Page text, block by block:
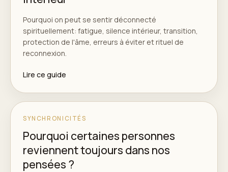
Pourquoi on peut se sentir déconnecté
spirituellement: fatigue, silence intérieur, transition,
protection de l'âme, erreurs à éviter et rituel de
reconnexion.
Lire ce guide
SYNCHRONICITÉS
Pourquoi certaines personnes
reviennent toujours dans nos
pensées ?